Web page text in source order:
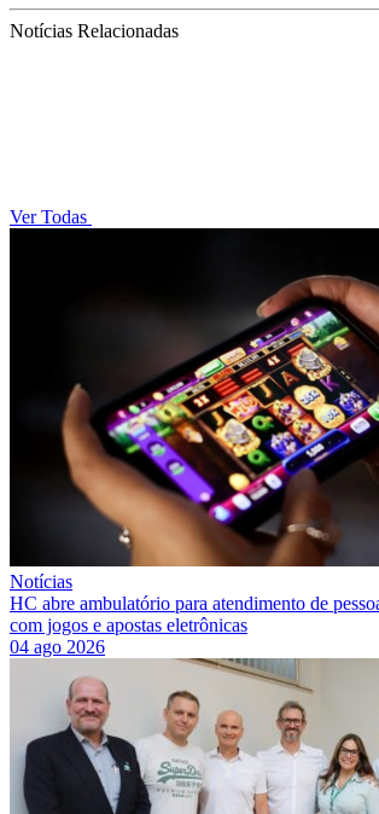
Notícias Relacionadas
Ver Todas
Notícias
HC abre ambulatório para atendimento de
com jogos e apostas eletrônicas
04 ago 2026